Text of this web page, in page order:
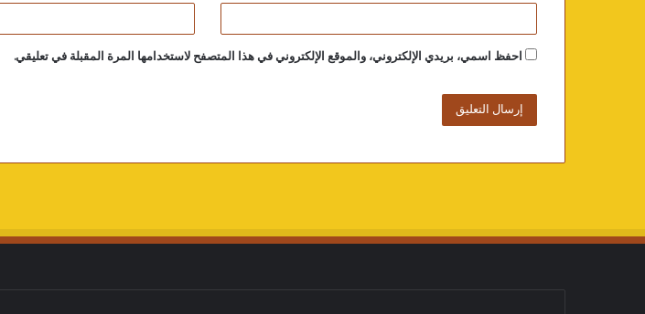
احفظ اسمي، بريدي الإلكتروني، والموقع الإلكتروني في هذا المتصفح لاستخدامها المرة المقبلة في تعليقي.